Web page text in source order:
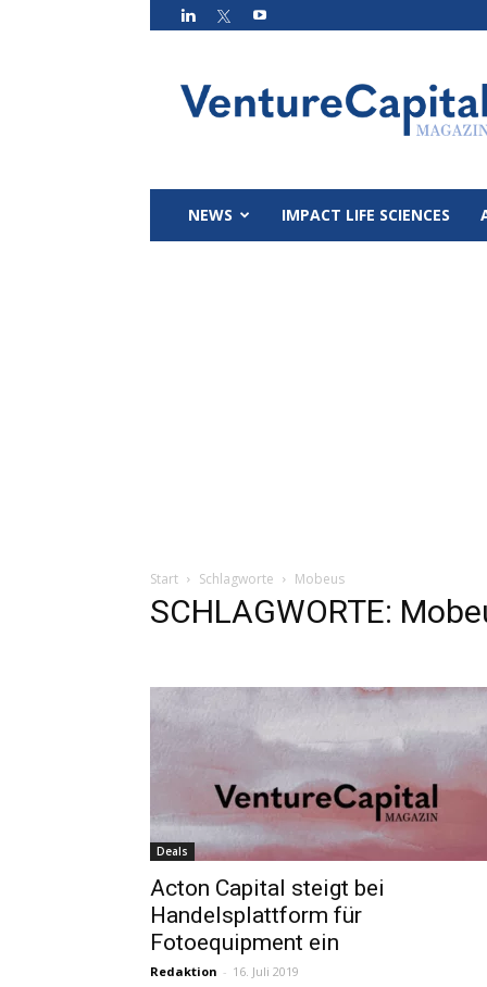
Magazin
NEWS IMPACT LIFE SCIENCES
Start Schlagworte Mobeus
SCHLAGWORTE:
Deals
Acton Capital steigt bei
Handelsplattform für
Fotoequipment ein
Redaktion - 16. Juli 2019